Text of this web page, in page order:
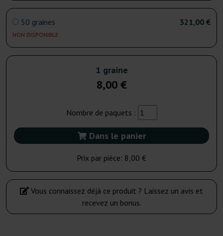
50 graines
NON DISPONIBLE
321,00 €
1 graine
8,00 €
Nombre de paquets :
Dans le panier
Prix par pièce: 8,00 €
Vous connaissez déjà ce produit ? Laissez un avis et
recevez un bonus.